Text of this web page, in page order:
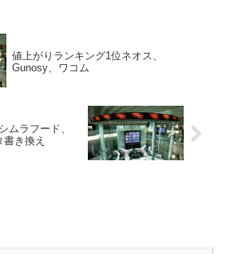
値上がりランキング1位ネオス、
Gunosy、ワコム
ムラフード、
き換え